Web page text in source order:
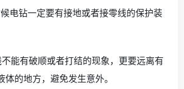
电钻一定要有接地或者接零线的保护装
能有破顺或者打结的现象，更要远离有
的地方，避免发生意外。